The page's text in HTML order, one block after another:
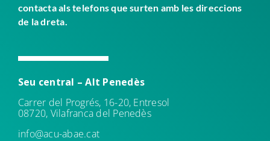
contacta als telefons que surten amb les direccions
de la dreta.
Seu central – Alt Penedès
Carrer del Progrés, 16-20, Entresol
08720, Vilafranca del Penedès
info@acu-abae.cat